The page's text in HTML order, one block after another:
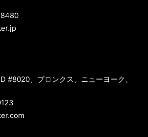
#8020、ブロンクス、ニューヨーク、